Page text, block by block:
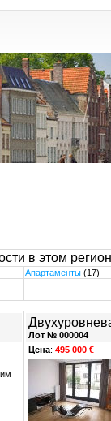
в этом
Апартаменты (17)
Лот № 000004
Цена: 495 000 €